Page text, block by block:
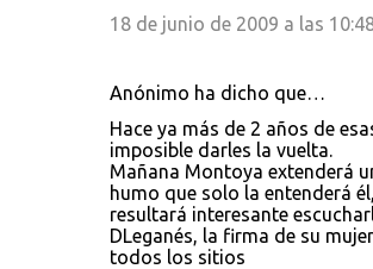
18 de junio de 2009 a las
Anónimo ha dicho que…
Hace ya más de 2 años de
imposible darles la vuelta.
Mañana Montoya extenderá
humo que solo la entenderá
resultará interesante
DLeganés, la firma de su
todos los sitios